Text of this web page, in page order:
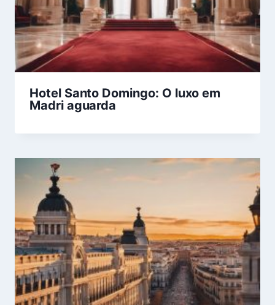
Hotel Santo Domingo: O luxo em
Madri aguarda